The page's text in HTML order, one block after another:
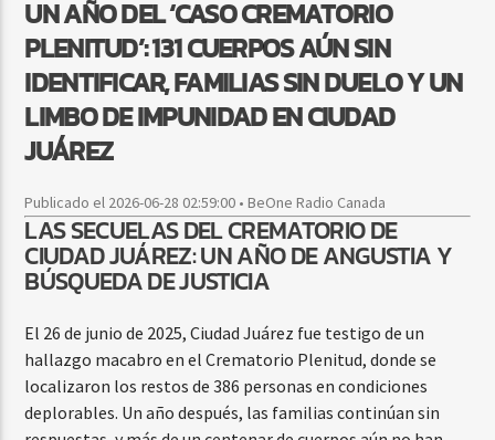
UN AÑO DEL ‘CASO CREMATORIO
PLENITUD’: 131 CUERPOS AÚN SIN
IDENTIFICAR, FAMILIAS SIN DUELO Y UN
LIMBO DE IMPUNIDAD EN CIUDAD
JUÁREZ
Publicado el 2026-06-28 02:59:00 • BeOne Radio Canada
LAS SECUELAS DEL CREMATORIO DE
CIUDAD JUÁREZ: UN AÑO DE ANGUSTIA Y
BÚSQUEDA DE JUSTICIA
El 26 de junio de 2025, Ciudad Juárez fue testigo de un
hallazgo macabro en el Crematorio Plenitud, donde se
localizaron los restos de 386 personas en condiciones
deplorables. Un año después, las familias continúan sin